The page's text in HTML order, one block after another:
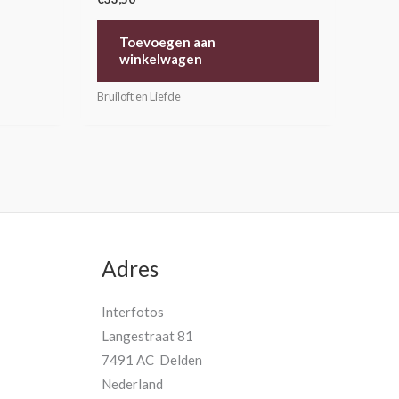
Toevoegen aan
winkelwagen
Bruiloft en Liefde
Adres
Interfotos
Langestraat 81
7491 AC Delden
Nederland